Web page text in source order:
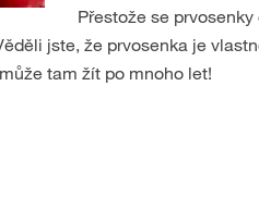
Přestože se
jste, že prvosenka je
tam žít po mnoho let!